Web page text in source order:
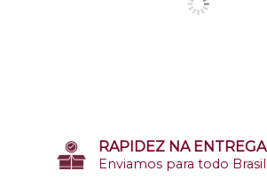
RAPIDEZ NA ENTREGA
Enviamos para todo Brasil